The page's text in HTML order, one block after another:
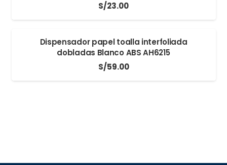
S/23.00
Dispensador papel toalla interfoliada
dobladas Blanco ABS AH6215
S/59.00